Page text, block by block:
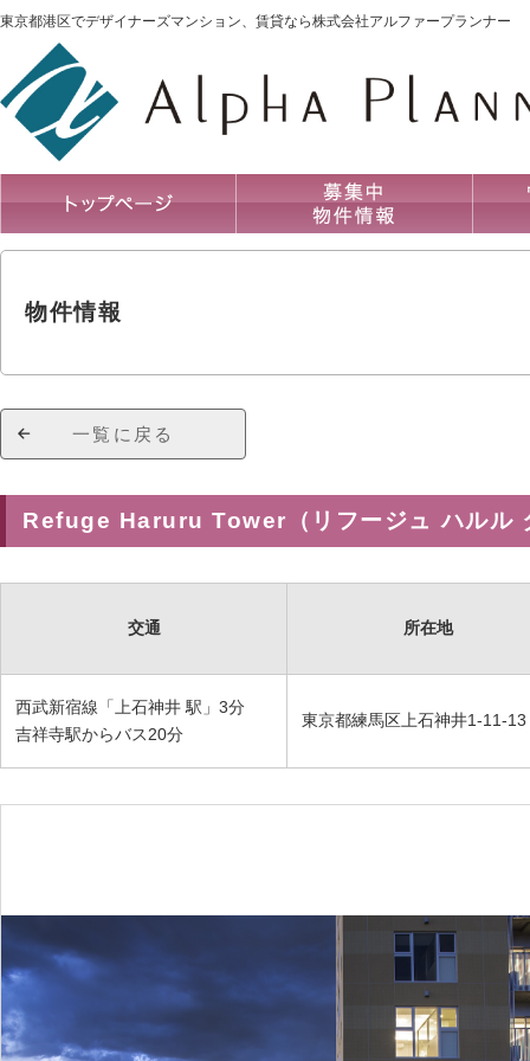
東京都港区でデザイナーズマンション、賃貸なら株式会社アルファープランナー
物件情報
一覧に戻る
Refuge Haruru Tower（リフージュ ハルル
交通 所在地
西武新宿線「上石神井 駅」3分
吉祥寺駅からバス20分
東京都練馬区上石神井1-11-13